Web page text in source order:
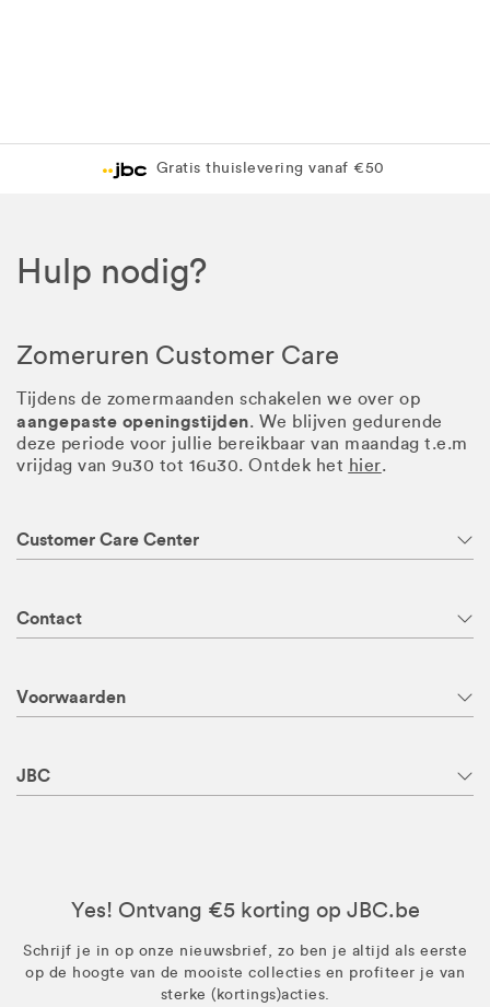
Levering in 1 pakket
Gratis levering in JBC-winkel
Hulp nodig?
Zomeruren Customer Care
Tijdens de zomermaanden schakelen we over op
aangepaste openingstijden. We blijven gedurende
deze periode voor jullie bereikbaar van maandag t.e.m
vrijdag van 9u30 tot 16u30. Ontdek het hier.
Customer Care Center
Contact
Voorwaarden
JBC
Yes! Ontvang €5 korting op JBC.be
Schrijf je in op onze nieuwsbrief, zo ben je altijd als eerste
op de hoogte van de mooiste collecties en profiteer je van
sterke (kortings)acties.